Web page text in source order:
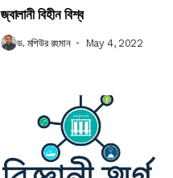
জ্বালানী বিহীন বিশ্ব
ড. মশিউর রহমান May 4, 2022